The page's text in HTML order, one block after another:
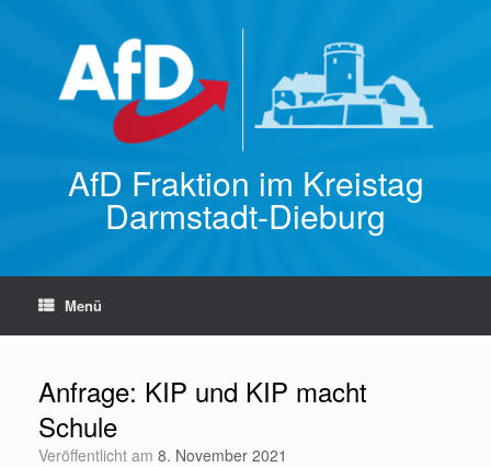
AfD Fraktion im Kreistag
Darmstadt-Dieburg
Menü
Anfrage: KIP und KIP macht
Schule
Veröffentlicht am 8. November 2021